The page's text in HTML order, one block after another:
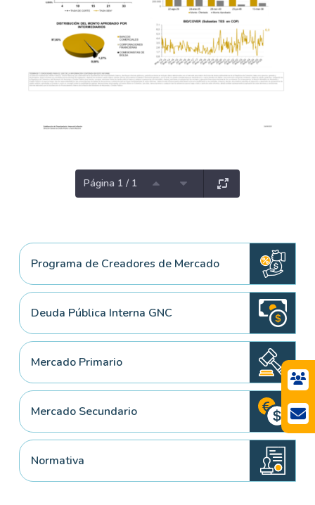
Página 1 / 1
Programa de Creadores de Mercado
Deuda Pública Interna GNC
Mercado Primario
Mercado Secundario
Normativa